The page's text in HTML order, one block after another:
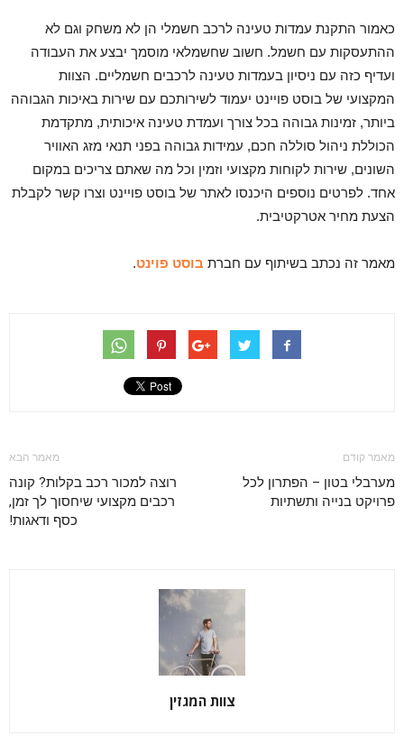
כאמור התקנת עמדות טעינה לרכב חשמלי הן לא משחק וגם לא
ההתעסקות עם חשמל. חשוב שחשמלאי מוסמך יבצע את העבודה
ועדיף כזה עם ניסיון בעמדות טעינה לרכבים חשמליים. הצוות
המקצועי של בוסט פויינט יעמוד לשירותכם עם שירות באיכות הגבוהה
ביותר, זמינות גבוהה בכל צורך ועמדת טעינה איכותית, מתקדמת
הכוללת ניהול סוללה חכם, עמידות גבוהה בפני תנאי מזג האוויר
השונים, שירות לקוחות מקצועי וזמין וכל מה שאתם צריכים במקום
אחד. לפרטים נוספים היכנסו לאתר של בוסט פויינט וצרו קשר לקבלת
הצעת מחיר אטרקטיבית.
מאמר זה נכתב בשיתוף עם חברת בוסט פוינט.
מאמר קודם
מערבלי בטון – הפתרון לכל
פרויקט בנייה ותשתיות
מאמר הבא
רוצה למכור רכב בקלות? קונה
רכבים מקצועי שיחסוך לך זמן,
כסף ודאגות!
צוות המגזין